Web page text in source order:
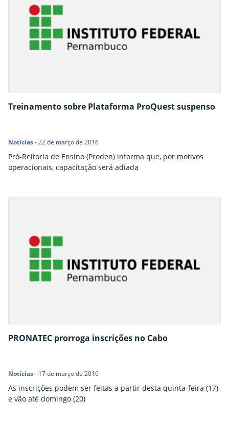
Treinamento sobre Plataforma ProQuest suspenso
Notícias-22 de março de 2016
Pró-Reitoria de Ensino (Proden) informa que, por motivos
operacionais, capacitação será adiada
PRONATEC prorroga inscrições no Cabo
Notícias- 17 de março de 2016
As inscrições podem ser feitas a partir desta quinta-feira (17)
e vão até domingo (20)